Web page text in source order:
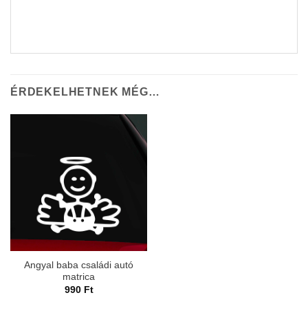
ÉRDEKELHETNEK MÉG…
Angyal baba családi autó
matrica
990 Ft